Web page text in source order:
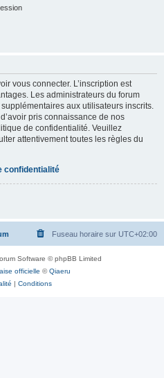
vous connecter. L’inscription est
Les administrateurs du forum
aux utilisateurs inscrits.
pris connaissance de nos
de confidentialité. Veuillez
attentivement toutes les règles du
confidentialité
Fuseau horaire sur UTC+02:00
Software © phpBB Limited
officielle ©Qiaeru
| Conditions